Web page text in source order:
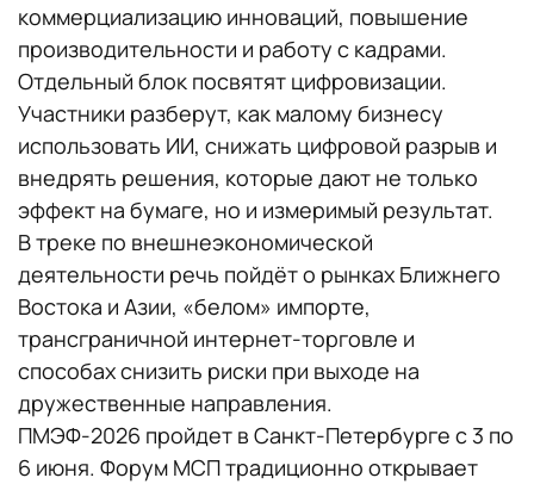
коммерциализацию инноваций, повышение
производительности и работу с кадрами.
Отдельный блок посвятят цифровизации.
Участники разберут, как малому бизнесу
использовать ИИ, снижать цифровой разрыв и
внедрять решения, которые дают не только
эффект на бумаге, но и измеримый результат.
В треке по внешнеэкономической
деятельности речь пойдёт о рынках Ближнего
Востока и Азии, «белом» импорте,
трансграничной интернет-торговле и
способах снизить риски при выходе на
дружественные направления.
ПМЭФ-2026 пройдет в Санкт-Петербурге с 3 по
6 июня. Форум МСП традиционно открывает